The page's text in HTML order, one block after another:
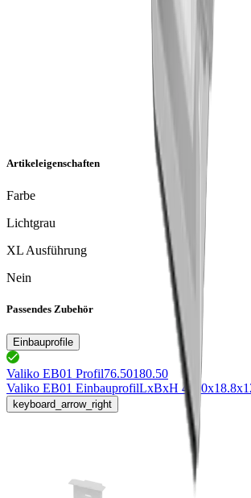
Artikeleigenschaften
Farbe
Lichtgrau
XL Ausführung
Nein
Passendes Zubehör
Einbauprofile
Valiko EB01 Profil76.50180.50
Valiko EB01 EinbauprofilLxBxH
keyboard_arrow_right